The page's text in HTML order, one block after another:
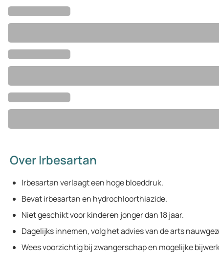
Over Irbesartan
Irbesartan verlaagt een hoge bloeddruk.
Bevat irbesartan en hydrochloorthiazide.
Niet geschikt voor kinderen jonger dan 18 jaar.
Dagelijks innemen, volg het advies van de arts
Wees voorzichtig bij zwangerschap en mogelijke